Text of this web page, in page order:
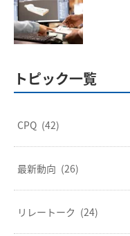
トピック一覧
CPQ (42)
最新動向 (26)
リレートーク (24)